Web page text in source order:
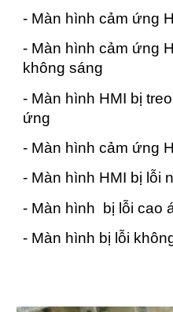
- Màn hình cảm ứng
- Màn hình cảm ứng
không sáng
- Màn hình HMI bị
ứng
- Màn hình cảm ứng
- Màn hình HMI bị lỗi
- Màn hình bị lỗi cao
- Màn hình bị lỗi